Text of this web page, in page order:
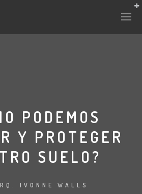
PODEMOS
Y PROTEGER
SUELO?
IVONNE WALLS